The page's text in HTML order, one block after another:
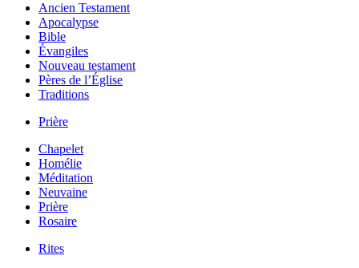
Ancien Testament
Apocalypse
Bible
Évangiles
Nouveau testament
Pères de l’Église
Traditions
Prière
Chapelet
Homélie
Méditation
Neuvaine
Prière
Rosaire
Rites